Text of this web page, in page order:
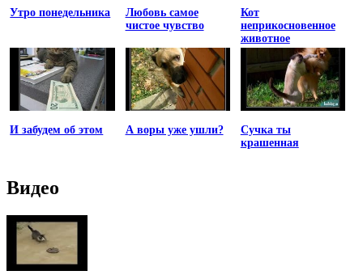
Утро понедельника
Любовь самое
чистое чувство
Кот
неприкосновенное
животное
И забудем об этом А воры уже ушли?
Сучка ты
крашенная
Видео